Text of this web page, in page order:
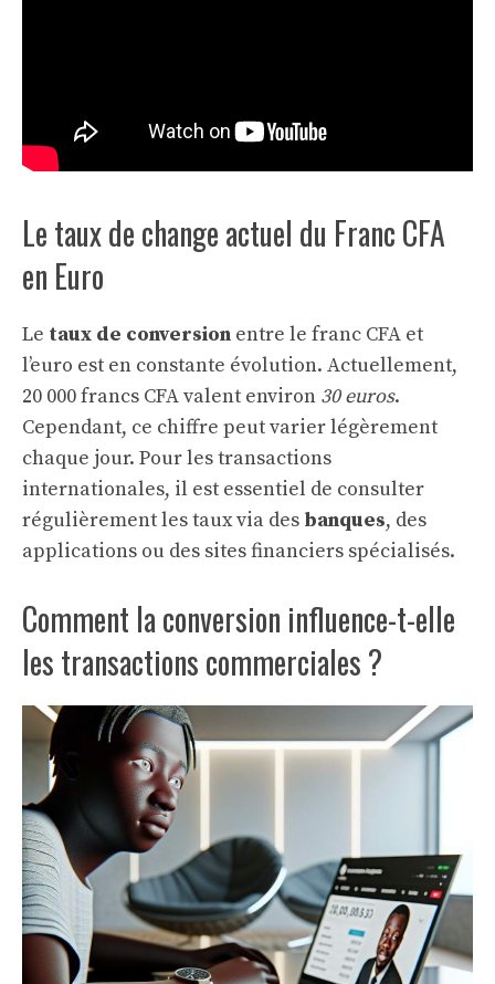
Le taux de change actuel du Franc CFA
en Euro
Le taux de conversion entre le franc CFA et
l’euro est en constante évolution. Actuellement,
20 000 francs CFA valent environ 30 euros.
Cependant, ce chiffre peut varier légèrement
chaque jour. Pour les transactions
internationales, il est essentiel de consulter
régulièrement les taux via des banques, des
applications ou des sites financiers spécialisés.
Comment la conversion influence-t-elle
les transactions commerciales ?